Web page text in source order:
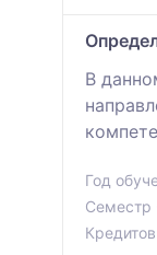
В
Год
Семестр